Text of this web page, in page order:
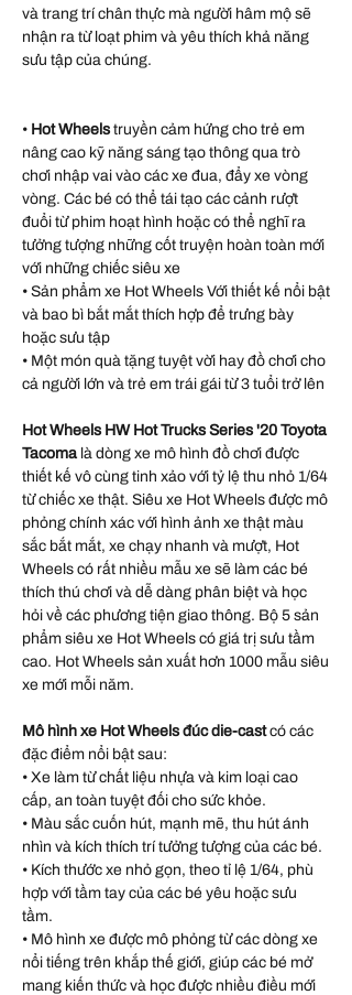
và trang trí chân thực mà người hâm mộ sẽ
nhận ra từ loạt phim và yêu thích khả năng
sưu tập của chúng.
• Hot Wheelstruyền cảm hứng cho trẻ em
nâng cao kỹ năng sáng tạo thông qua trò
chơi nhập vai vào các xe đua, đẩy xe vòng
vòng. Các bé có thể tái tạo các cảnh rượt
đuổi từ phim hoạt hình hoặc có thể nghĩ ra
tưởng tượng những cốt truyện hoàn toàn mới
với những chiếc siêu xe
• Sản phẩm xe Hot Wheels Với thiết kế nổi bật
và bao bì bắt mắt thích hợp để trưng bày
hoặc sưu tập
• Một món quà tặng tuyệt vời hay đồ chơi cho
cả người lớn và trẻ em trái gái từ 3 tuổi trở lên
Hot Wheels HW Hot Trucks Series '20 Toyota
Tacoma là dòng xe mô hình đồ chơi được
thiết kế vô cùng tinh xảo với tỷ lệ thu nhỏ 1/64
từ chiếc xe thật. Siêu xe Hot Wheels được mô
phỏng chính xác với hình ảnh xe thật màu
sắc bắt mắt, xe chạy nhanh và mượt, Hot
Wheels có rất nhiều mẫu xe sẽ làm các bé
thích thú chơi và dễ dàng phân biệt và học
hỏi về các phương tiện giao thông. Bộ 5 sản
phẩm siêu xe Hot Wheels có giá trị sưu tầm
cao. Hot Wheels sản xuất hơn 1000 mẫu siêu
xe mới mỗi năm.
Mô hình xe Hot Wheels đúc die-castcó các
đặc điểm nổi bật sau:
• Xe làm từ chất liệu nhựa và kim loại cao
cấp, an toàn tuyệt đối cho sức khỏe.
• Màu sắc cuốn hút, mạnh mẽ, thu hút ánh
nhìn và kích thích trí tưởng tượng của các bé.
• Kích thước xe nhỏ gọn, theo tỉ lệ 1/64, phù
hợp với tầm tay của các bé yêu hoặc sưu
tầm.
• Mô hình xe được mô phỏng từ các dòng xe
nổi tiếng trên khắp thế giới, giúp các bé mở
mang kiến thức và học được nhiều điều mới